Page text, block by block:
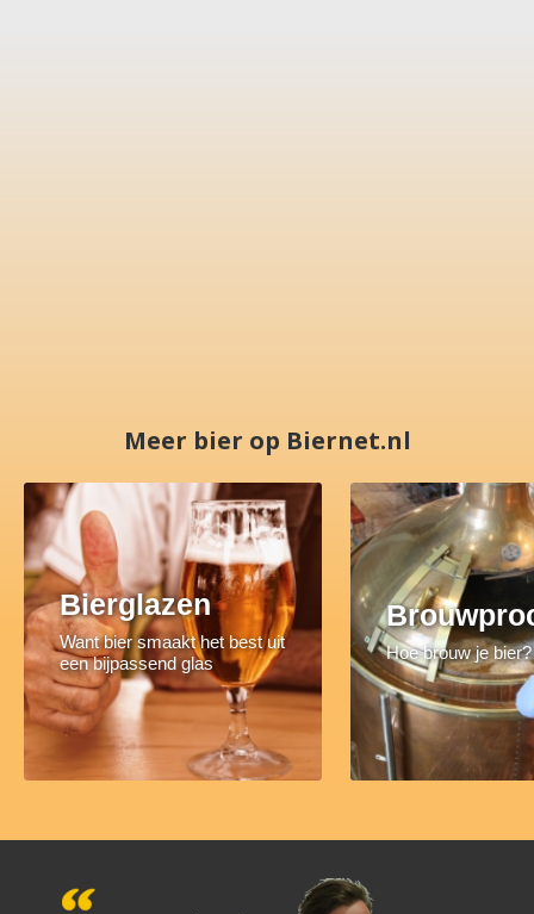
Meer bier op Biernet.nl
Bierglazen
Want bier smaakt het best uit
een bijpassend glas
Hoe brouw je bier?